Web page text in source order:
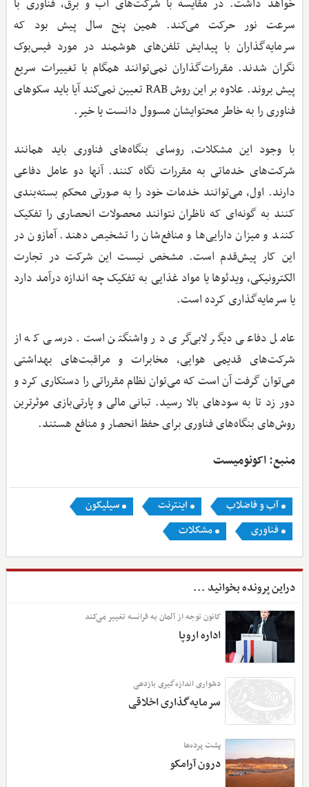
خواهد داشت. در مقایسه با شرکت‌های آب و برق، فناوری با
سرعت نور حرکت می‌کند. همین پنج سال پیش بود که
سرمایه‌گذاران با پیدایش تلفن‌های هوشمند در مورد فیس‌بوک
نگران شدند. مقررات‌گذاران نمی‌توانند همگام با تغییرات سریع
پیش بروند. علاوه بر این روش RAB تعیین نمی‌کند آیا باید سکوهای
فناوری را به خاطر محتوایشان مسوول دانست یا خیر.
با وجود این مشکلات، روسای بنگاه‌های فناوری باید همانند
شرکت‌های خدماتی به مقررات نگاه کنند. آنها دو عامل دفاعی
دارند. اول، می‌توانند خدمات خود را به صورتی محکم بسته‌بندی
کنند به گونه‌ای که ناظران نتوانند محصولات انحصاری را تفکیک
کنند و میزان دارایی‌ها و منافع‌شان را تشخیص دهند. آمازون در
این کار پیش‌قدم است. مشخص نیست این شرکت در تجارت
الکترونیکی، ویدئوها یا مواد غذایی به تفکیک چه اندازه درآمد دارد
یا سرمایه‌گذاری کرده است.
عامل دفاعی دیگر لابی‌گری در واشنگتن است. درسی که از
شرکت‌های قدیمی هوایی، مخابرات و مراقبت‌های بهداشتی
می‌توان گرفت آن است که می‌‌توان نظام مقرراتی را دستکاری کرد و
دور زد تا به سودهای بالا رسید. تبانی مالی و پارتی‌بازی موثرترین
روش‌های بنگاه‌های فناوری برای حفظ انحصار و منافع هستند.
منبع: اکونومیست
آب و فاضلاب اینترنت
سیلیکون
فناوری
مشکلات
دراین پرونده بخوانید ...
کانون توجه از آلمان به فرانسه تغییر می‌کند
اداره اروپا
دشواری اندازه‌گیری بازدهی
سرمایه‌گذاری اخلاقی
پشت پرده‌ها
درون آرامکو